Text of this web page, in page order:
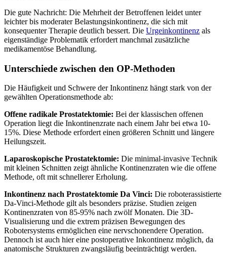
Die gute Nachricht: Die Mehrheit der Betroffenen leidet unter
leichter bis moderater Belastungsinkontinenz, die sich mit
konsequenter Therapie deutlich bessert. Die Urgeinkontinenz als
eigenständige Problematik erfordert manchmal zusätzliche
medikamentöse Behandlung.
Unterschiede zwischen den OP-Methoden
Die Häufigkeit und Schwere der Inkontinenz hängt stark von der
gewählten Operationsmethode ab:
Offene radikale Prostatektomie: Bei der klassischen offenen
Operation liegt die Inkontinenzrate nach einem Jahr bei etwa 10-
15%. Diese Methode erfordert einen größeren Schnitt und längere
Heilungszeit.
Laparoskopische Prostatektomie: Die minimal-invasive Technik
mit kleinen Schnitten zeigt ähnliche Kontinenzraten wie die offene
Methode, oft mit schnellerer Erholung.
Inkontinenz nach Prostatektomie Da Vinci: Die roboterassistierte
Da-Vinci-Methode gilt als besonders präzise. Studien zeigen
Kontinenzraten von 85-95% nach zwölf Monaten. Die 3D-
Visualisierung und die extrem präzisen Bewegungen des
Robotersystems ermöglichen eine nervschonendere Operation.
Dennoch ist auch hier eine postoperative Inkontinenz möglich, da
anatomische Strukturen zwangsläufig beeinträchtigt werden.